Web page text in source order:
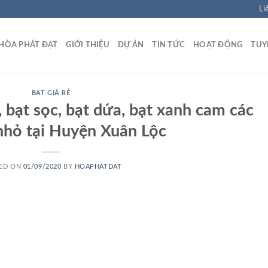
HÒA PHÁT ĐẠT GIỚI THIỆU DỰ ÁN TIN TỨC HOẠT ĐỘNG
BẠT GIÁ RẺ
bạt sọc, bạt dứa, bạt xanh cam các
tại Huyện Xuân Lộc
ON 01/09/2020 BY HOAPHATDAT